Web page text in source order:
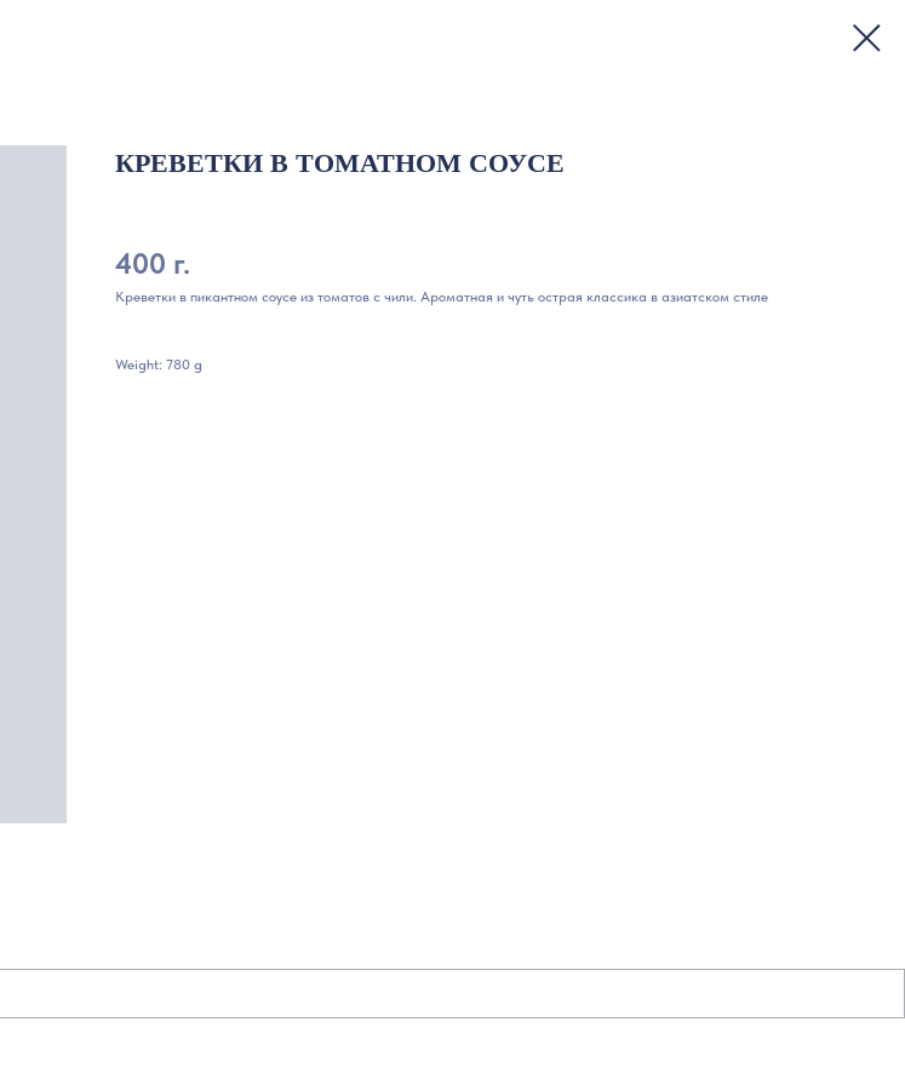
КРЕВЕТКИ В ТОМАТНОМ СОУСЕ
400 г.
Креветки в пикантном соусе из томатов с чили. Ароматная и чуть острая классика в азиатском стиле
Weight: 780 g